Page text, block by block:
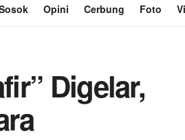
Opini Cerbung Foto
Digelar,